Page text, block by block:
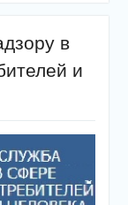
в
и